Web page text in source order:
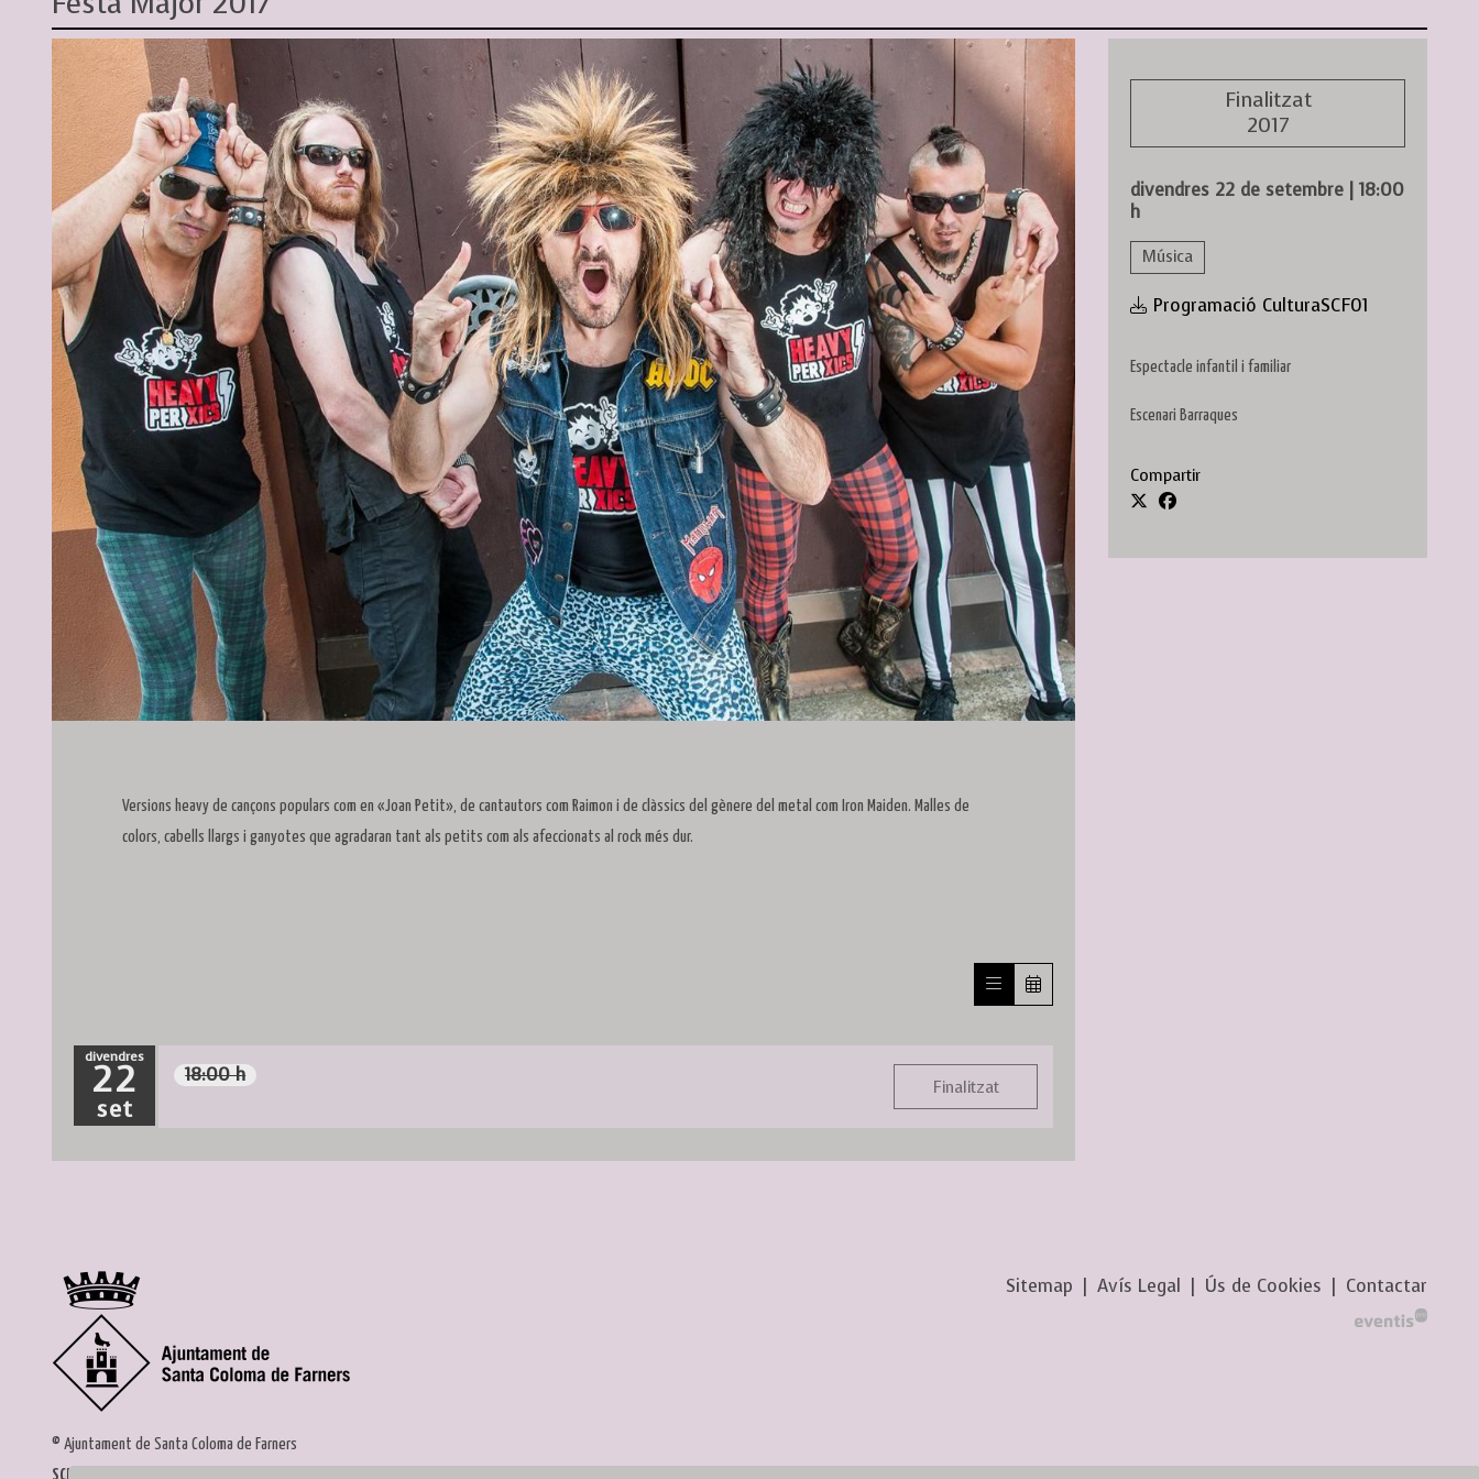
Finalitzat
2017
divendres 22 de setembre | 18:00
h
Música
Programació CulturaSCF01
Espectacle infantil i familiar
Escenari Barraques
Compartir
Versions heavy de cançons populars com en «Joan Petit», de cantautors com Raimon i de clàssics del gènere del metal com Iron Maiden. Malles de
colors, cabells llargs i ganyotes que agradaran tant als petits com als afeccionats al rock més dur.
divendres
22
set
18:00 h
Finalitzat
© Ajuntament de Santa Coloma de Farners
SCF Cultura
Sitemap Avís Legal Ús de Cookies Contactar